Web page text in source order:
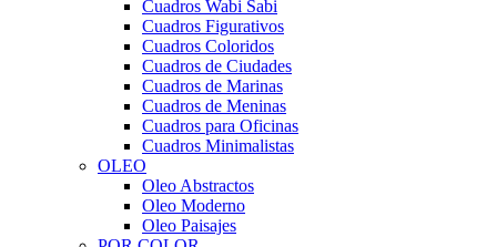
Cuadros Wabi Sabi
Cuadros Figurativos
Cuadros Coloridos
Cuadros de Ciudades
Cuadros de Marinas
Cuadros de Meninas
Cuadros para Oficinas
Cuadros Minimalistas
OLEO
Oleo Abstractos
Oleo Moderno
Oleo Paisajes